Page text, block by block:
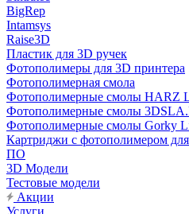
BigRep
Intamsys
Raise3D
Пластик для 3D ручек
Фотополимеры для 3D принтера
Фотополимерная смола
Фотополимерные смолы HARZ
Фотополимерные смолы
Фотополимерные смолы Gorky
Картриджи с фотополимером
ПО
3D Модели
Тестовые модели
Акции
Услуги